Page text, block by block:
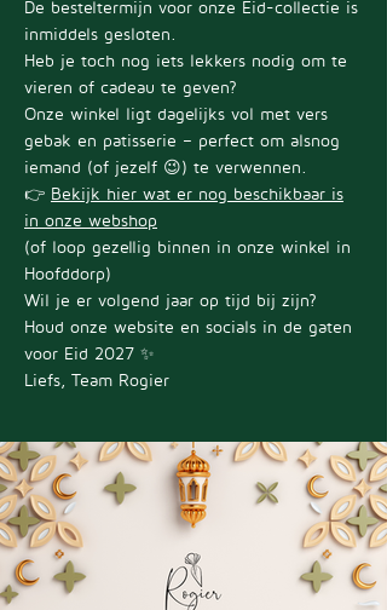
De besteltermijn voor onze Eid-collectie is
inmiddels gesloten.
Heb je toch nog iets lekkers nodig om te
vieren of cadeau te geven?
Onze winkel ligt dagelijks vol met vers
gebak en patisserie – perfect om alsnog
iemand (of jezelf 😉) te verwennen.
👉 Bekijk hier wat er nog beschikbaar is
in onze webshop
(of loop gezellig binnen in onze winkel in
Hoofddorp)
Wil je er volgend jaar op tijd bij zijn?
Houd onze website en socials in de gaten
voor Eid 2027 ✨
Liefs, Team Rogier